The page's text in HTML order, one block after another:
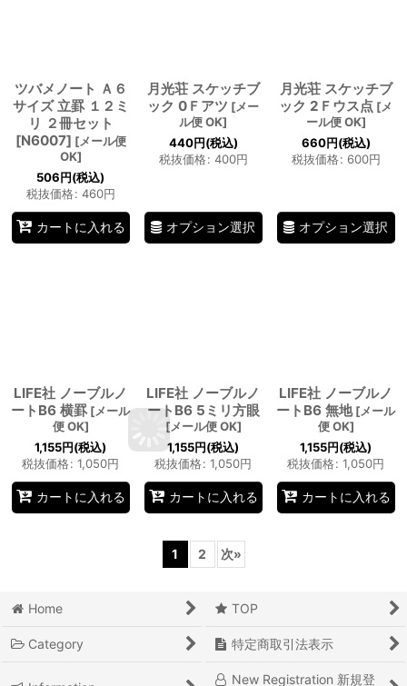
ツバメノート Ａ６
サイズ 立罫 １２ミ
リ ２冊セット
[N6007] [メール便
OK]
506円(税込)
税抜価格: 460円
カートに入れる
月光荘 スケッチブ
ック 0Ｆアツ [メー
ル便 OK]
440円(税込)
税抜価格: 400円
オプション選択
月光荘 スケッチブ
ック 2Ｆウス点 [メ
ール便 OK]
660円(税込)
税抜価格: 600円
オプション選択
LIFE社 ノーブルノ
ートB6 横罫 [メール
便 OK]
1,155円(税込)
税抜価格: 1,050円
カートに入れる
LIFE社 ノーブルノ
ートB6 5ミリ方眼
[メール便 OK]
1,155円(税込)
税抜価格: 1,050円
カートに入れる
LIFE社 ノーブルノ
ートB6 無地 [メール
便 OK]
1,155円(税込)
税抜価格: 1,050円
カートに入れる
1 2 次»
Home TOP
Category 特定商取引法表示
New Registration 新規登